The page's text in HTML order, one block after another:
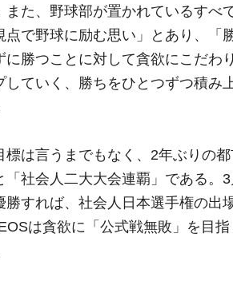
また、野球部が置かれているすべ
点で野球に励む思い」とあり、「
に勝つことに対して貪欲にこだわ
していく、勝ちをひとつずつ積み
は言うまでもなく、2年ぶりの
「社会人二大大会連覇」である。
勝すれば、社会人日本選手権の出
は貪欲に「公式戦無敗」を目